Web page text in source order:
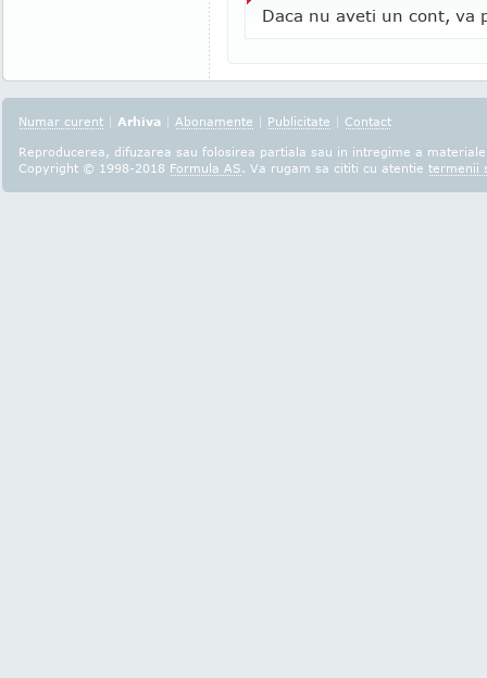
Daca nu aveti un cont, va
Numar curent | Arhiva | Abonamente | Publicitate | Contact
Reproducerea, difuzarea sau folosirea partiala sau in intregime a
Copyright © 1998-2018 Formula AS. Va rugam sa cititi cu atentie termenii